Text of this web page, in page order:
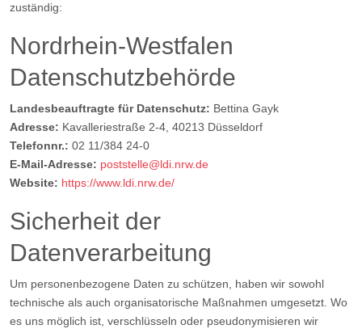
zuständig:
Nordrhein-Westfalen
Datenschutzbehörde
Landesbeauftragte für Datenschutz: Bettina Gayk
Adresse: Kavalleriestraße 2-4, 40213 Düsseldorf
Telefonnr.: 02 11/384 24-0
E-Mail-Adresse: poststelle@ldi.nrw.de
Website: https://www.ldi.nrw.de/
Sicherheit der
Datenverarbeitung
Um personenbezogene Daten zu schützen, haben wir sowohl
technische als auch organisatorische Maßnahmen umgesetzt. Wo
es uns möglich ist, verschlüsseln oder pseudonymisieren wir